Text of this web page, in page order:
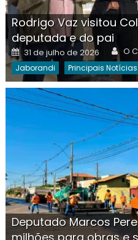
Rodrigo Vaz visitou
deputada e do pai
Posted
on
31 de julho de 2026 O
Jaborandi Principais Notícias
Deputado Marcos